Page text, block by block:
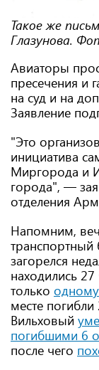
Такое же
Глазунова.
Авиаторы
пресечения и
на суд и на
Заявление
"Это
инициатива
Миргорода и
города", —
отделения
Напомним,
загорелся
находились
только одному
месте
Вильховый
погибшими 6
после чего